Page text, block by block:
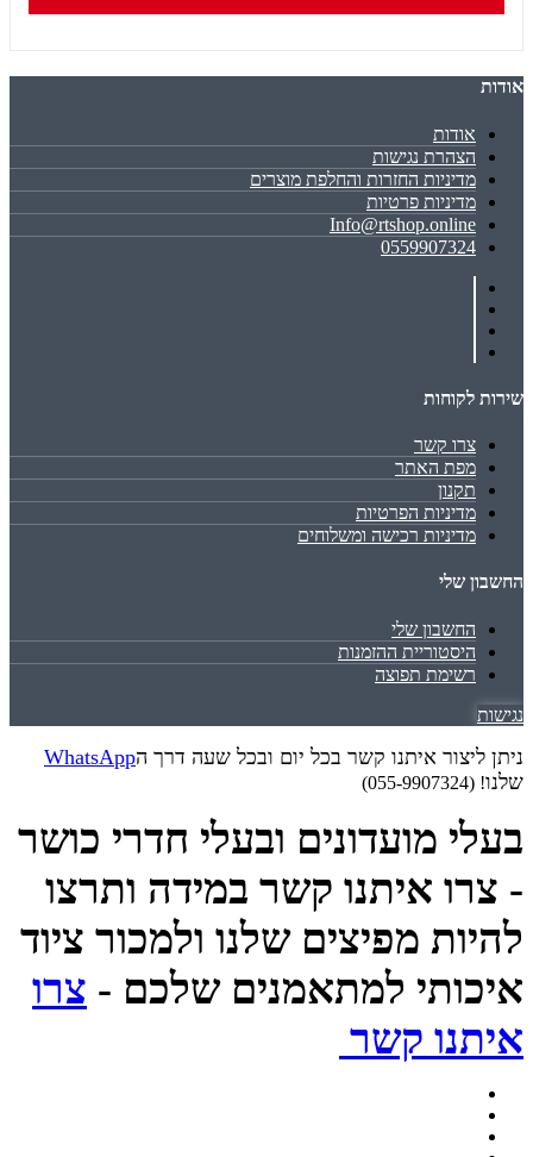
אודות
אודות
הצהרת נגישות
מדיניות החזרות והחלפת מוצרים
מדיניות פרטיות
Info@rtshop.online
0559907324
שירות לקוחות
צרו קשר
מפת האתר
תקנון
מדיניות הפרטיות
מדיניות רכישה ומשלוחים
החשבון שלי
החשבון שלי
היסטוריית ההזמנות
רשימת תפוצה
נגישות
ניתן ליצור איתנו קשר בכל יום ובכל שעה דרך הWhatsApp
שלנו! (055-9907324)
בעלי מועדונים ובעלי חדרי כושר
- צרו איתנו קשר במידה ותרצו
להיות מפיצים שלנו ולמכור ציוד
איכותי למתאמנים שלכם - צרו
איתנו קשר